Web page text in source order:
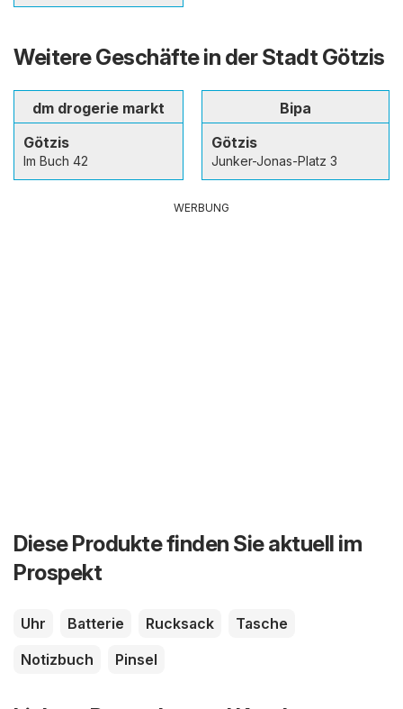
Weitere Geschäfte in der Stadt Götzis
dm drogerie markt
Götzis
Im Buch 42
Bipa
Götzis
Junker-Jonas-Platz 3
WERBUNG
Diese Produkte finden Sie aktuell im
Prospekt
Uhr Batterie Rucksack
Tasche
Notizbuch
Pinsel